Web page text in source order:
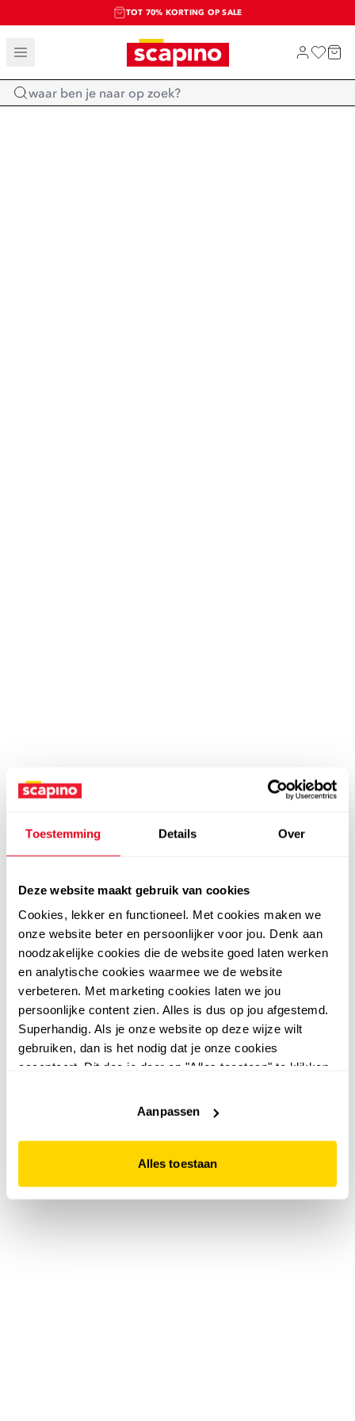
Toestemming Details Over
Deze website maakt gebruik van cookies
Cookies, lekker en functioneel. Met cookies maken we
onze website beter en persoonlijker voor jou. Denk aan
noodzakelijke cookies die de website goed laten werken
en analytische cookies waarmee we de website
verbeteren. Met marketing cookies laten we jou
persoonlijke content zien. Alles is dus op jou afgestemd.
Superhandig. Als je onze website op deze wijze wilt
gebruiken, dan is het nodig dat je onze cookies
accepteert. Dit doe je door op "Alles toestaan" te klikken.
website niet optimaal functioneert.
Aanpassen
Alles toestaan
TOT 70% KORTING OP SALE
SALE: LAATSTE KANS!
SHOP NIEUW
Home